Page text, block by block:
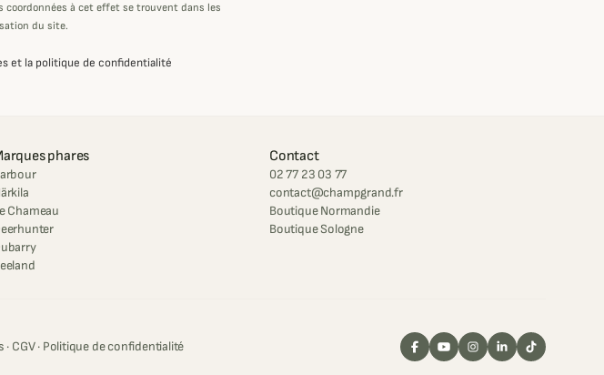
coordonnées à cet effet se trouvent dans les
du site.
et la politique de confidentialité
phares
Chameau
Contact
02 77 23 03 77
contact@champgrand.fr
Boutique Normandie
Boutique Sologne
· CGV· Politique de confidentialité